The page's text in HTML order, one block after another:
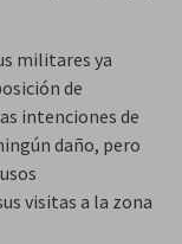
militares ya
de
intenciones de
daño, pero
visitas a la zona